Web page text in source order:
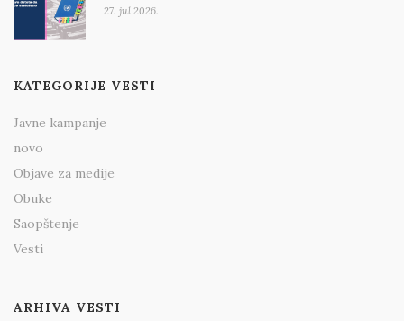
27. jul 2026.
KATEGORIJE VESTI
Javne kampanje
novo
Objave za medije
Obuke
Saopštenje
Vesti
ARHIVA VESTI